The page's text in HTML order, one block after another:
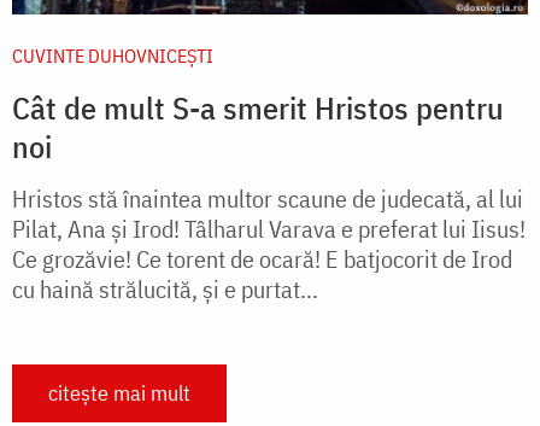
CUVINTE DUHOVNICEȘTI
Cât de mult S-a smerit Hristos pentru
noi
Hristos stă înaintea multor scaune de judecată, al lui
Pilat, Ana și Irod! Tâlharul Varava e preferat lui Iisus!
Ce grozăvie! Ce torent de ocară! E batjocorit de Irod
cu haină strălucită, și e purtat...
citește mai mult